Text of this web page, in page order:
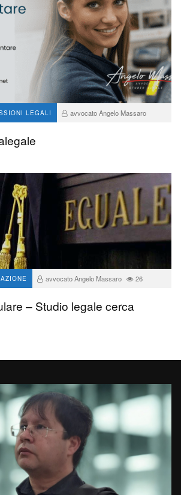
LEGALI
avvocato Angelo Massaro
avvocato Angelo Massaro 26
– Studio legale cerca